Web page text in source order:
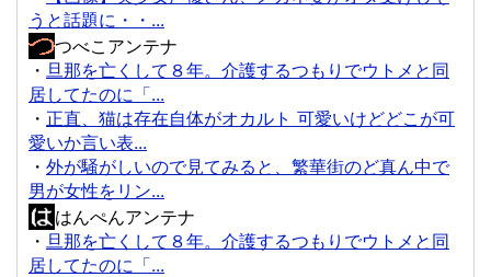
うと話題に・・...
つべこアンテナ
・ 旦那を亡くして８年。介護するつもりでウトメと同
居してたのに「...
・ 正直、猫は存在自体がオカルト 可愛いけどどこが可
愛いか言い表...
・ 外が騒がしいので見てみると、繁華街のど真ん中で
男が女性をリン...
はんぺんアンテナ
・ 旦那を亡くして８年。介護するつもりでウトメと同
居してたのに「...